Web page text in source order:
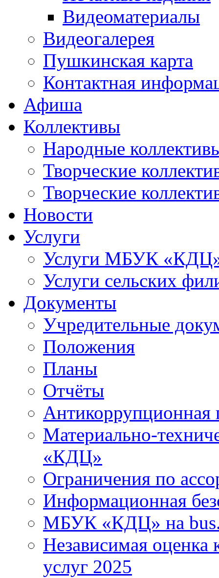
Видеоматериалы
Видеогалерея
Пушкинская карта
Контактная
Афиша
Коллективы
Народные
Творческие
Творческие
Новости
Услуги
Услуги МБУК
Услуги сельских
Документы
Учредительные
Положения
Планы
Отчёты
Антикоррупционная
Материально-
«КДЦ»
Ограничения по
Информационная
МБУК «КДЦ» на
Независимая оценка
услуг 2025